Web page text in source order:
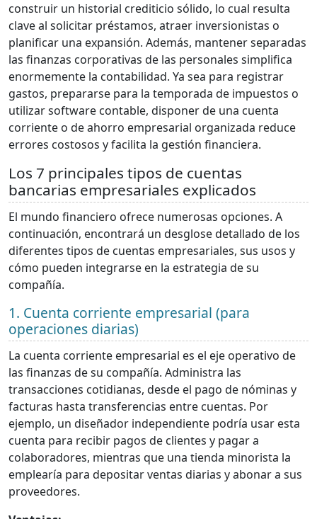
construir un historial crediticio sólido, lo cual resulta
clave al solicitar préstamos, atraer inversionistas o
planificar una expansión. Además, mantener separadas
las finanzas corporativas de las personales simplifica
enormemente la contabilidad. Ya sea para registrar
gastos, prepararse para la temporada de impuestos o
utilizar software contable, disponer de una cuenta
corriente o de ahorro empresarial organizada reduce
errores costosos y facilita la gestión financiera.
Los 7 principales tipos de cuentas
bancarias empresariales explicados
El mundo financiero ofrece numerosas opciones. A
continuación, encontrará un desglose detallado de los
diferentes tipos de cuentas empresariales, sus usos y
cómo pueden integrarse en la estrategia de su
compañía.
1. Cuenta corriente empresarial (para
operaciones diarias)
La cuenta corriente empresarial es el eje operativo de
las finanzas de su compañía. Administra las
transacciones cotidianas, desde el pago de nóminas y
facturas hasta transferencias entre cuentas. Por
ejemplo, un diseñador independiente podría usar esta
cuenta para recibir pagos de clientes y pagar a
colaboradores, mientras que una tienda minorista la
emplearía para depositar ventas diarias y abonar a sus
proveedores.